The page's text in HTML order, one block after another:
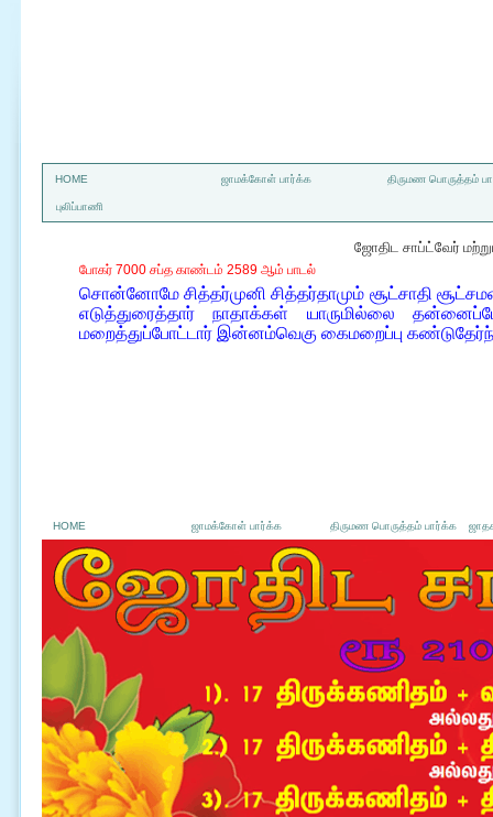
HOME ஜாமக்கோள் பார்க்க திருமண பொருத்தம்
புலிப்பாணி
ஜோதிட சாப்ட்வேர்
போகர் 7000 சப்த காண்டம் 2589 ஆம் பாடல்
சொன்னோமே சித்தர்முனி சித்தர்தாமும் சூட்சாதி
எடுத்துரைத்தார் நாதாக்கள் யாருமில்லை
மறைத்துப்போட்டார் இன்னம்வெகு கைமறைப்பு
HOME ஜாமக்கோள் பார்க்க திருமண பொருத்தம் பார்க்க